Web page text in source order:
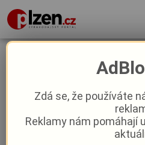
AC Start v
ožije sportem
28. 6.
Zdá se, že používáte
Reklamy nám pomáhají